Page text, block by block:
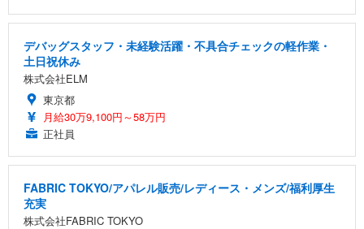
デバッグスタッフ・未経験活躍・不具合チェックの軽作業・
土日祝休み
株式会社ELM
東京都
月給30万9,100円～58万円
正社員
FABRIC TOKYO/アパレル販売/レディース・メンズ/福利厚生
充実
株式会社FABRIC TOKYO